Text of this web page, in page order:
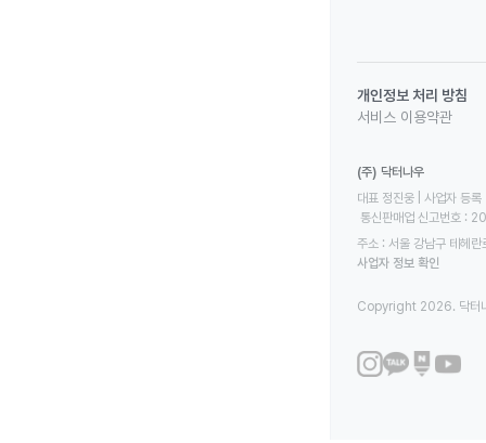
개인정보 처리 방침
서비스 이용약관
(주) 닥터나우
대표 정진웅 | 사업자
통신판매업 신고번호
주소 : 서울 강남구 테헤
사업자 정보 확인
Copyright 2026. 닥터